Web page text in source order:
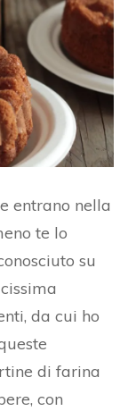
entrano nella
te lo
su
da cui ho
di farina
con